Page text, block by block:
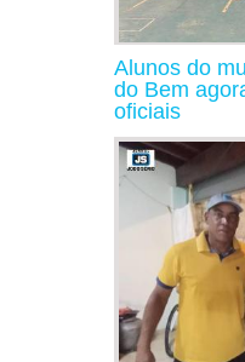
Alunos do
do Bem
oficiais